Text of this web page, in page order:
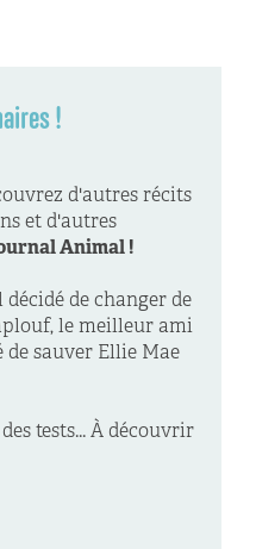
!
d'autres récits
et d'autres
Animal !
de changer de
le meilleur ami
de sauver Ellie Mae
tests... À découvrir